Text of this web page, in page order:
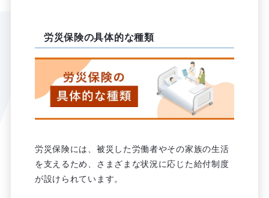
労災保険の具体的な種類
労災保険には、被災した労働者やその家族の生活
を支えるため、さまざまな状況に応じた給付制度
が設けられています。